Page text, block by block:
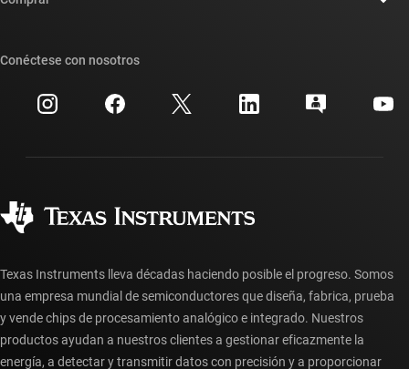
Relaciones con los inversionistas
Fabricación
Búsqueda de referencias cruzadas
Centro de atención al cliente
Preguntas frecuentes sobre la cuenta myTI
Preguntas frecuentes sobre pedidos
Conéctese con nosotros
Texas Instruments lleva décadas haciendo posible el progreso. Somos
una empresa mundial de semiconductores que diseña, fabrica, prueba
y vende chips de procesamiento analógico e integrado. Nuestros
productos ayudan a nuestros clientes a gestionar eficazmente la
energía, a detectar y transmitir datos con precisión y a proporcionar